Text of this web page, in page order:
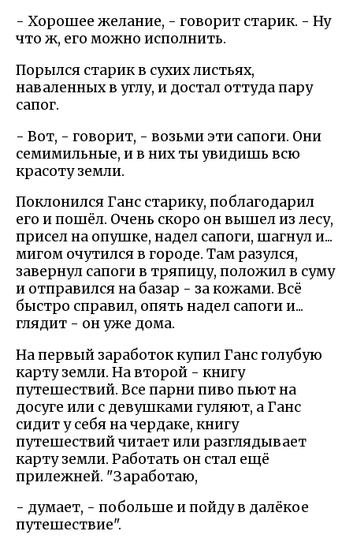
- Хорошее желание, - говорит старик. - Ну
что ж, его можно исполнить.
Порылся старик в сухих листьях,
наваленных в углу, и достал оттуда пару
сапог.
- Вот, - говорит, - возьми эти сапоги. Они
семимильные, и в них ты увидишь всю
красоту земли.
Поклонился Ганс старику, поблагодарил
его и пошёл. Очень скоро он вышел из лесу,
присел на опушке, надел сапоги, шагнул и...
мигом очутился в городе. Там разулся,
завернул сапоги в тряпицу, положил в суму
и отправился на базар - за кожами. Всё
быстро справил, опять надел сапоги и...
глядит - он уже дома.
На первый заработок купил Ганс голубую
карту земли. На второй - книгу
путешествий. Все парни пиво пьют на
досуге или с девушками гуляют, а Ганс
сидит у себя на чердаке, книгу
путешествий читает или разглядывает
карту земли. Работать он стал ещё
прилежней. "Заработаю,
- думает, - побольше и пойду в далёкое
путешествие".